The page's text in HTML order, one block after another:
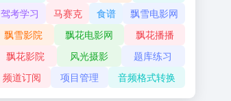
驾考学习
马赛克 食谱
飘雪电影网
飘雪影院
飘花电影网
飘花播播
飘花影院
风光摄影
题库练习
频道订阅
项目管理 音频格式转换